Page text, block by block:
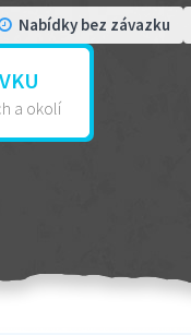
Nabídky bez závazku
a okolí